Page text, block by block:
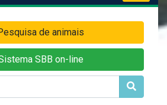
de animais
SBB on-line